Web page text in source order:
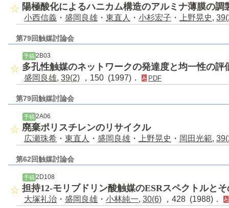
陽極酸化によるハニカム構造のアルミナ薄膜の調
小西信義 ・ 盛岡良雄 ・ 東直人 ・ 小杉宏子 ・ 上野晃史,
第79回触媒討論会
予稿 2B03
多孔性触媒のネットワークの発達度と均一性の評
盛岡良雄, 39(2) ，150 (1997)． PDF
第79回触媒討論会
予稿 2A06
廃棄ポリスチレンのリサイクル
広瀬珠希 ・ 東直人 ・ 盛岡良雄 ・ 上野晃史 ・ 岡田光範,
第62回触媒討論会
予稿 2D108
担持12-モリブドリン酸触媒のESRスペクトルと
大塚礼治 ・ 盛岡良雄 ・ 小林純一, 30(6) ，428 (1988)．